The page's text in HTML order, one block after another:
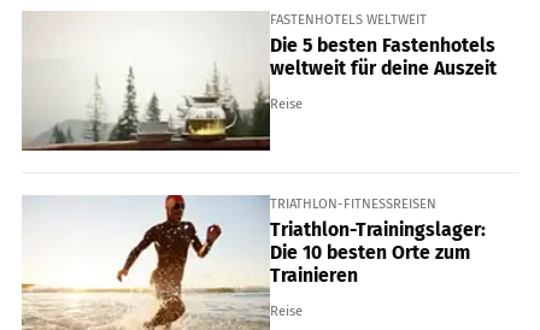
FASTENHOTELS WELTWEIT
Die 5 besten Fastenhotels
weltweit für deine Auszeit
Reise
TRIATHLON-FITNESSREISEN
Triathlon-Trainingslager:
Die 10 besten Orte zum
Trainieren
Reise